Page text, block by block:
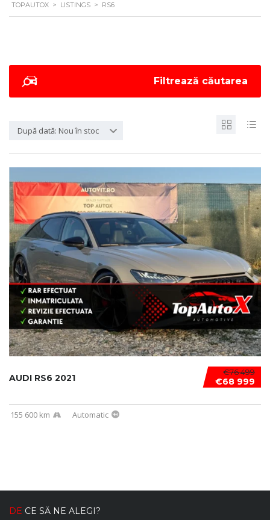
TOPAUTOX > LISTINGS > RS6
Filtrează căutarea
După dată: Nou în stoc
€76 499
€68 999
AUDI RS6 2021
155 600 km Automatic
DE CE SĂ NE ALEGI?